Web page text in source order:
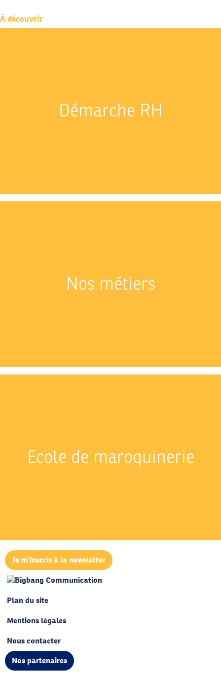
À découvrir
Démarche RH
Nos métiers
Ecole de maroquinerie
Je m'inscris à la newsletter
Plan du site
Mentions légales
Nous contacter
Nos partenaires